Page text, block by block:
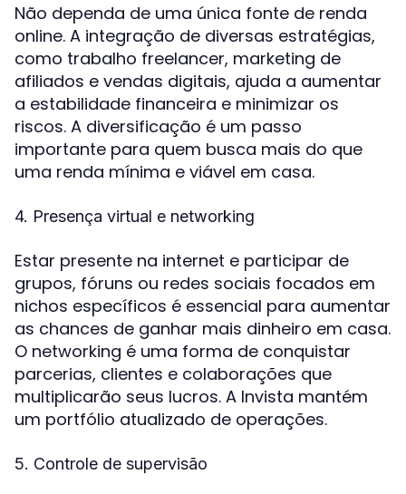
Não dependa de uma única fonte de renda
online. A integração de diversas estratégias,
como trabalho freelancer, marketing de
afiliados e vendas digitais, ajuda a aumentar
a estabilidade financeira e minimizar os
riscos. A diversificação é um passo
importante para quem busca mais do que
uma renda mínima e viável em casa.
4. Presença virtual e networking
Estar presente na internet e participar de
grupos, fóruns ou redes sociais focados em
nichos específicos é essencial para aumentar
as chances de ganhar mais dinheiro em casa.
O networking é uma forma de conquistar
parcerias, clientes e colaborações que
multiplicarão seus lucros. A Invista mantém
um portfólio atualizado de operações.
5. Controle de supervisão